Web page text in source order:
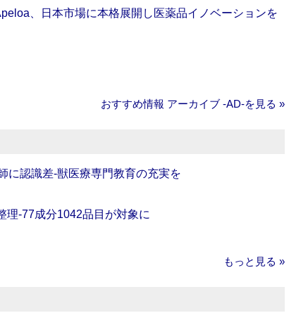
、日本市場に本格展開し医薬品イノベーションを
おすすめ情報 アーカイブ ‐AD‐を見る »
に認識差‐獣医療専門教育の充実を
‐77成分1042品目が対象に
もっと見る »